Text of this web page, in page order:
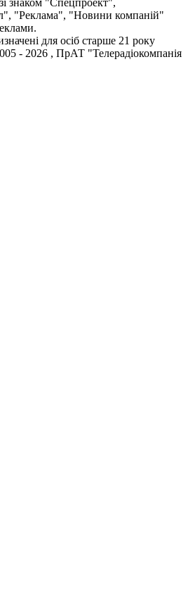
знаком "Спецпроект",
"Реклама", "Новини компаній"
для осіб старше 21 року
- 2026 , ПрАТ "Телерадіокомпанія